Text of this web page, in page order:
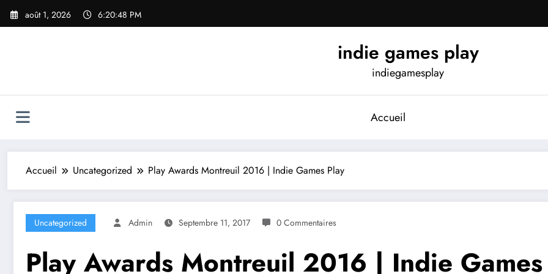
Aller
août 1, 2026 6:20:49 PM
indie games play
indiegamesplay
Accueil
Accueil Uncategorized Play Awards Montreuil 2016 | Indie Games Play
Uncategorized Admin Septembre 11, 2017 0 Commentaires
Play Awards Montreuil 2016 | Indie